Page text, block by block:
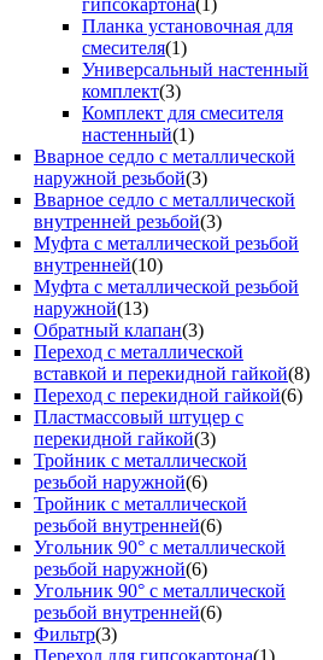
гипсокартона(1)
Планка установочная для
смесителя(1)
Универсальный настенный
комплект(3)
Комплект для смесителя
настенный(1)
Вварное седло с металлической
наружной резьбой(3)
Вварное седло с металлической
внутренней резьбой(3)
Муфта с металлической резьбой
внутренней(10)
Муфта с металлической резьбой
наружной(13)
Обратный клапан(3)
Переход с металлической
вставкой и перекидной гайкой(8)
Переход с перекидной гайкой(6)
Пластмассовый штуцер с
перекидной гайкой(3)
Тройник с металлической
резьбой наружной(6)
Тройник с металлической
резьбой внутренней(6)
Угольник 90° с металлической
резьбой наружной(6)
Угольник 90° с металлической
резьбой внутренней(6)
Фильтр(3)